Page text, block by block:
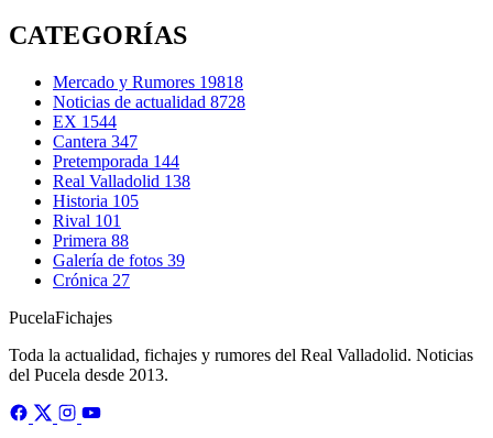
CATEGORÍAS
Mercado y Rumores 19818
Noticias de actualidad 8728
EX 1544
Cantera 347
Pretemporada 144
Real Valladolid 138
Historia 105
Rival 101
Primera 88
Galería de fotos 39
Crónica 27
PucelaFichajes
Toda la actualidad, fichajes y rumores del Real Valladolid. Noticias
del Pucela desde 2013.